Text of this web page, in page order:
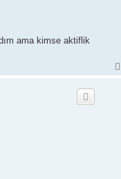
ama kimse aktiflik